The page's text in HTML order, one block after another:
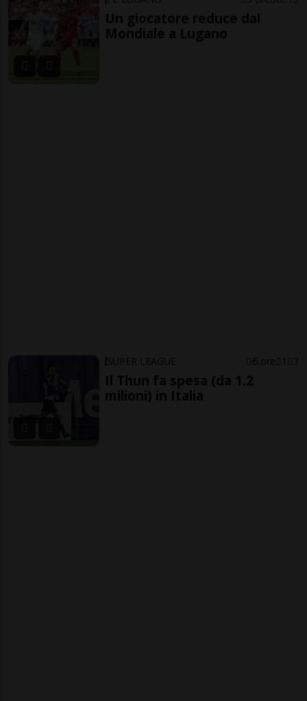
Un giocatore reduce dal
Mondiale a Lugano
SUPER LEAGUE 6 ore 1 7
Il Thun fa spesa (da 1.2
milioni) in Italia